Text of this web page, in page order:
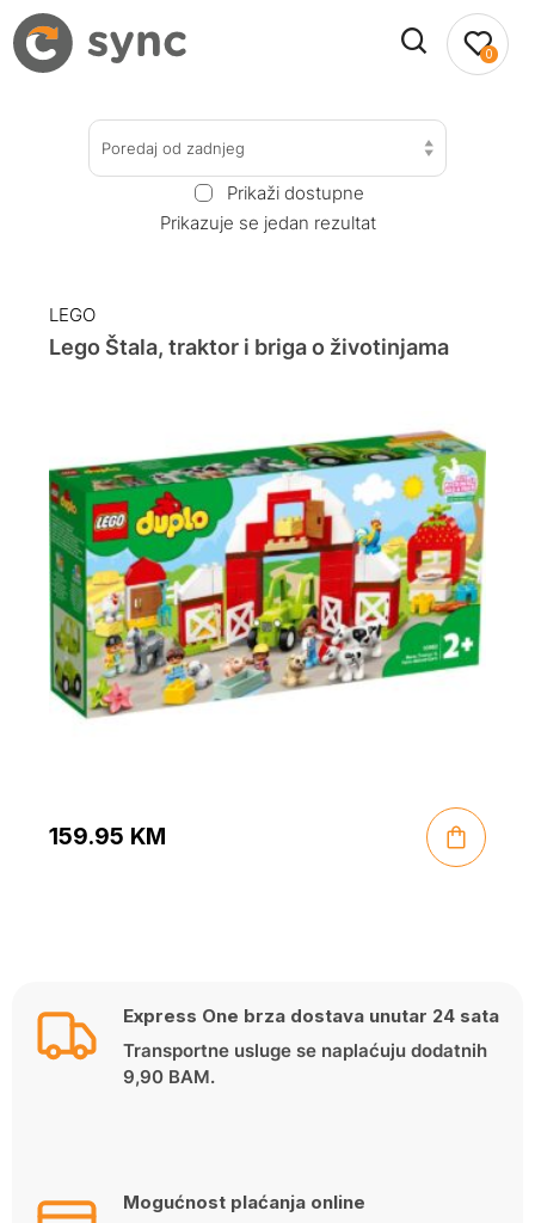
0
Poredaj od zadnjeg
Prikaži dostupne
Prikazuje se jedan rezultat
LEGO
Lego Štala, traktor i briga o životinjama
159.95 KM
Express One brza dostava unutar 24 sata
Transportne usluge se naplaćuju dodatnih
9,90 BAM.
Mogućnost plaćanja online